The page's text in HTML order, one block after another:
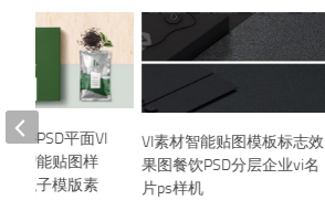
VI素材智能贴图模板标志效
果图餐饮PSD分层企业vi名
片ps样机
件PSD平面VI
袋智能贴图样
盒瓶子模版素